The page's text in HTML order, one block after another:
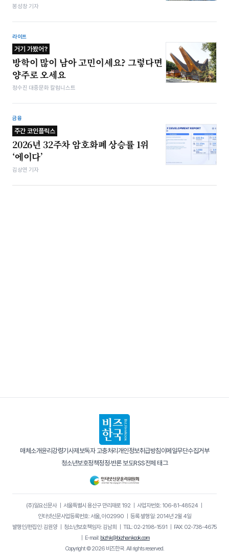
봉성창 기자
라이프
거기 가봤어?
방학이 많이 남아 고민이세요? 그렇다면
양주로 오세요
정수진 대중문화 칼럼니스트
금융
주간 코인플릭스
2026년 32주차 암호화폐 상승률 1위
‘에이다’
김상연 기자
매체소개윤리강령기사제보독자 고충처리 개인정보취급방침이메일무단수집거부
청소년보호정책정정·반론 보도RSS전체 태그
(주)일요신문사｜ 서울특별시 용산구 만리재로 192｜ 사업자번호: 106-81-48524｜
인터넷신문사업등록번호: 서울, 아02990 ｜ 등록·발행일: 2014년 2월 4일
발행인/편집인: 김원양｜ 청소년보호책임자: 김남희 ｜ TEL: 02-2198-1591 ｜ FAX: 02-738-4675
｜ E-mail: bizhk@bizhankook.com
Copyright © 2026 비즈한국. All rights reserved.